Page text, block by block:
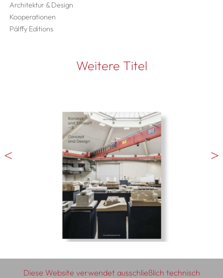
Architektur & Design
Kooperationen
Pálffy Editions
Weitere Titel
Diese Website verwendet ausschließlich technisch